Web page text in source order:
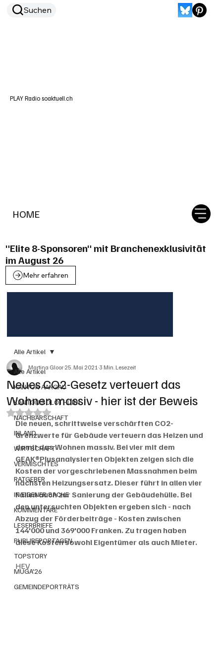
HOME
Suchen
PLAY Radio soaktuell.ch
"Elite 8-Sponsoren" mit Branchenexklusivität
im August 26
Mehr erfahren
Alle Artikel
KANTON AARGAU
KANTON SOLOTHURN
NACHBARSCHAFT
INLAND
WIRTSCHAFT
VERMISCHTES
RATGEBER
IN EIGENER SACHE
KOMMENTARE
LESERBRIEFE
PUBLIREPORTAGEN
TOPSTORY
MUGA'26
GEMEINDEPORTRÄTS
Alle Artikel
Neues CO2-Gesetz verteuert das
Wohnen massiv - hier ist der Beweis
Martina Gloor25. Mai 20213 Min. Lesezeit
Mit NaN von 5 Sternen bewertet.
Die neuen, schrittweise verschärften CO2-
Grenzwerte für Gebäude verteuern das Heizen und
damit das Wohnen massiv. Bei vier mit dem
GEAK®Plusanalysierten Objekten zeigen sich die
Kosten der vorgeschriebenen Massnahmen beim
nächsten Heizungsersatz. Dieser führt in allen vier
Fällen auch zur Sanierung der Gebäudehülle. Bei
den untersuchten Objekten ergeben sich - nach
Abzug der Förderbeiträge - Kosten zwischen
144'000 und 369'000 Franken. Zu tragen haben
diese Kosten sowohl Eigentümer als auch Mieter.
HEV